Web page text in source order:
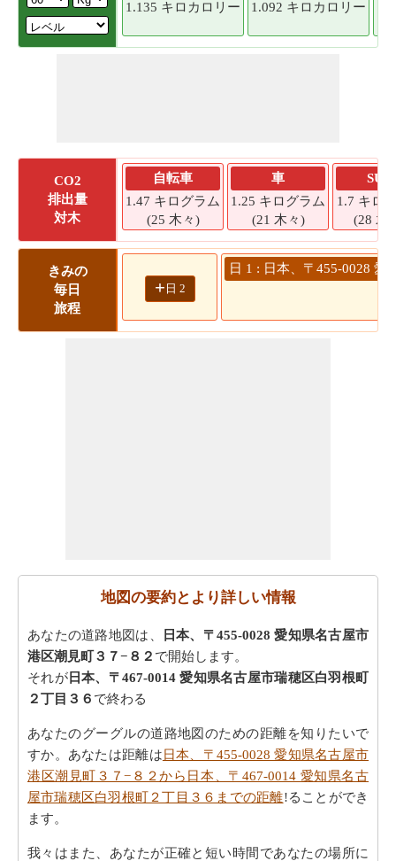
1.135 キロカロリー 1.092 キロカロリー
CO2
排出量
対木
自転車
1.47 キログラム
(25 木々)
車
1.25 キログラム
(21 木々)
SUV
1.7 キロ
(28 木
きみの
毎日
旅程
+ 日 2
日 1 : 日本、〒455-0028
地図の要約とより詳しい情報
あなたの道路地図は、
日本、〒455-0028 愛知県名古屋市
港区潮見町３７−８２ で開始します。
それが日本、〒467-0014 愛知県名古屋市瑞穂区白羽根町
２丁目３６ で終わる
あなたのグーグルの道路地図のための距離を知りたいで
すか。あなたは距離は日本、〒455-0028 愛知県名古屋市
港区潮見町３７−８２から日本、〒467-0014 愛知県名古
屋市瑞穂区白羽根町２丁目３６までの距離!ることができ
ます。
我々はまた、あなたが正確と短い時間であなたの場所に